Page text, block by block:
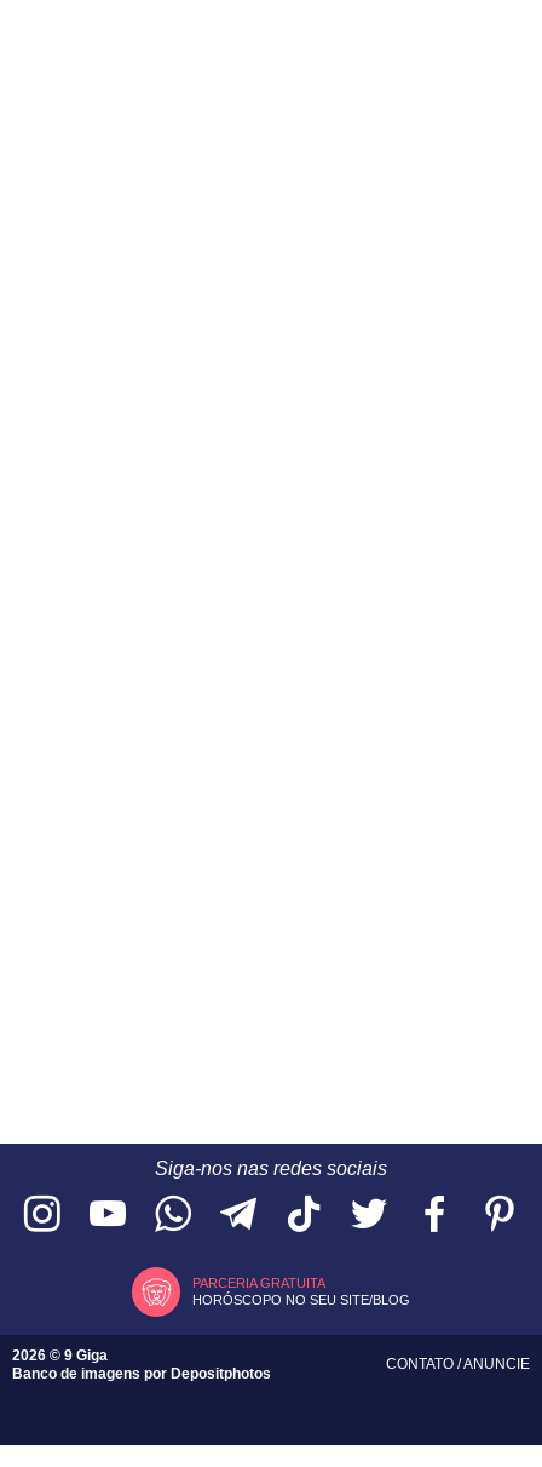
Siga-nos nas redes sociais
PARCERIA GRATUITA
HORÓSCOPO NO SEU SITE/BLOG
2026 © 9 Giga
Banco de imagens por Depositphotos
CONTATO /ANUNCIE